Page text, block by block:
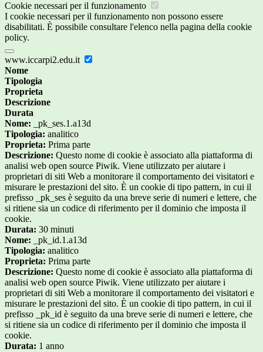
Cookie necessari per il funzionamento
I cookie necessari per il funzionamento non possono essere
disabilitati. È possibile consultare l'elenco nella pagina della cookie
policy.
www.iccarpi2.edu.it
Nome
Tipologia
Proprieta
Descrizione
Durata
Nome: _pk_ses.1.a13d
Tipologia: analitico
Proprieta: Prima parte
Descrizione: Questo nome di cookie è associato alla piattaforma di
analisi web open source Piwik. Viene utilizzato per aiutare i
proprietari di siti Web a monitorare il comportamento dei visitatori e
misurare le prestazioni del sito. È un cookie di tipo pattern, in cui il
prefisso _pk_ses è seguito da una breve serie di numeri e lettere, che
si ritiene sia un codice di riferimento per il dominio che imposta il
cookie.
Durata: 30 minuti
Nome: _pk_id.1.a13d
Tipologia: analitico
Proprieta: Prima parte
Descrizione: Questo nome di cookie è associato alla piattaforma di
analisi web open source Piwik. Viene utilizzato per aiutare i
proprietari di siti Web a monitorare il comportamento dei visitatori e
misurare le prestazioni del sito. È un cookie di tipo pattern, in cui il
prefisso _pk_id è seguito da una breve serie di numeri e lettere, che
si ritiene sia un codice di riferimento per il dominio che imposta il
cookie.
Durata: 1 anno